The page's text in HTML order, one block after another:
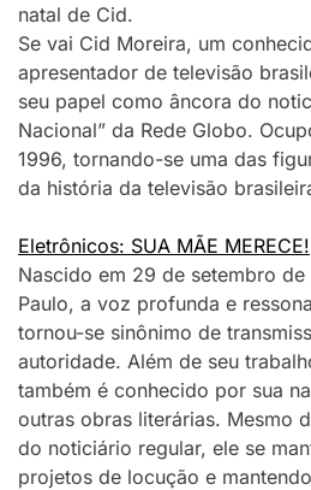
natal de Cid.
Se vai Cid Moreira, um
apresentador de televisão
seu papel como âncora do
Nacional” da Rede Globo.
1996, tornando-se uma das
da história da televisão
Eletrônicos: SUA MÃE MERECE!
Nascido em 29 de setembro de
Paulo, a voz profunda e
tornou-se sinônimo de
autoridade. Além de seu
também é conhecido por sua
outras obras literárias. Mesmo
do noticiário regular, ele se
projetos de locução e